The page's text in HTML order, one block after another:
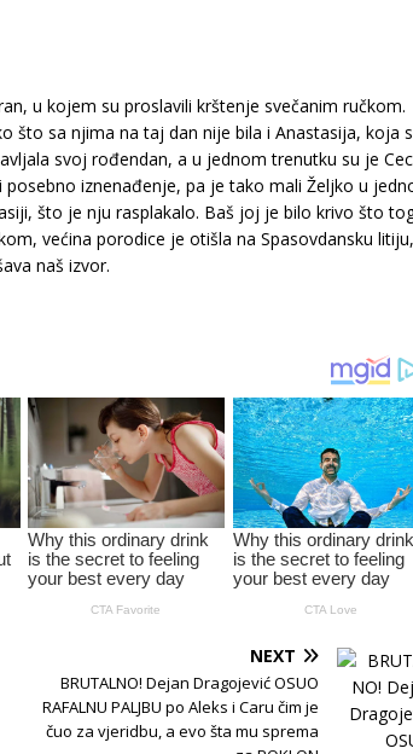
u kojem su proslavili krštenje svečanim ručkom.
što sa njima na taj dan nije bila i Anastasija, koja
svoj rođendan, a u jednom trenutku su je
iznenađenje, pa je tako mali Željko u
što je nju rasplakalo. Baš joj je bilo krivo što
većina porodice je otišla na Spasovdansku litiju,
naš izvor.
NEXT
BRUTALNO! Dejan Dragojević OSUO
RAFALNU PALJBU po Aleks i Caru čim je
čuo za vjeridbu, a evo šta mu sprema